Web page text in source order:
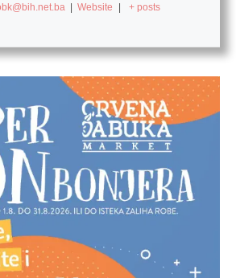
| Website | + posts